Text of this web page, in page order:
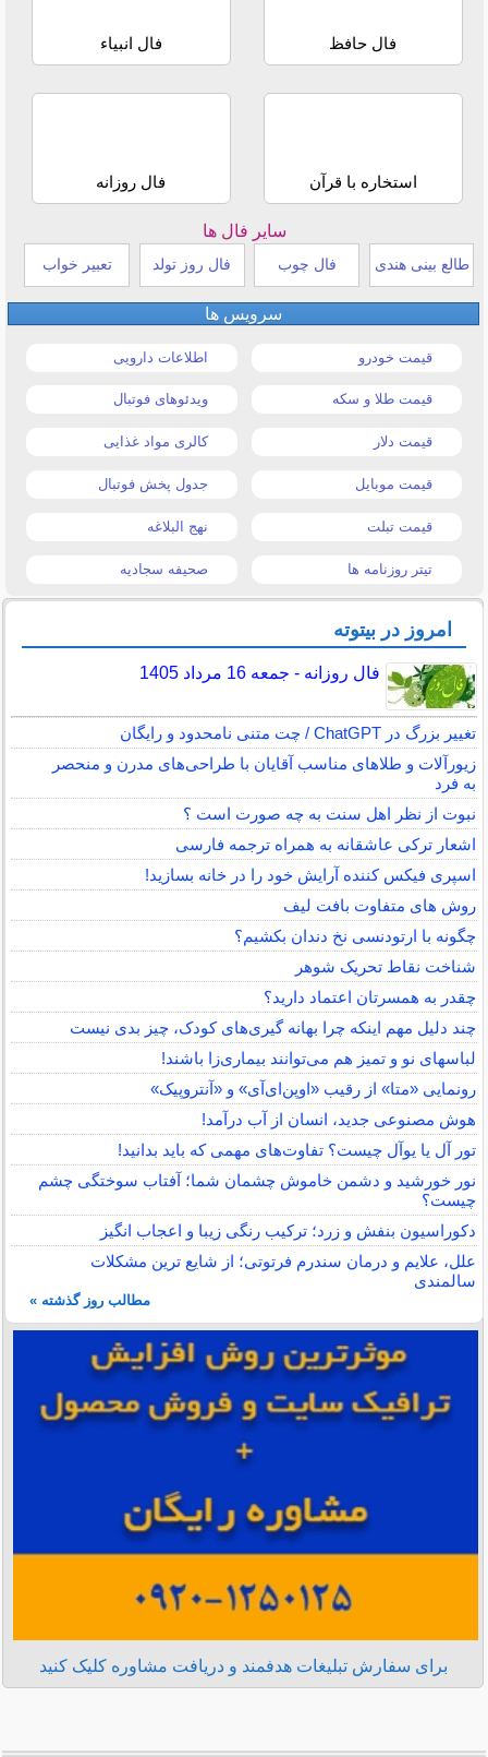
فال حافظ فال انبیاء
استخاره با قرآن فال روزانه
سایر فال ها
طالع بینی هندی فال چوب فال روز تولد تعبیر خواب
سرویس ها
قیمت خودرو اطلاعات دارویی
قیمت طلا و سکه ویدئوهای فوتبال
قیمت دلار کالری مواد غذایی
قیمت موبایل جدول پخش فوتبال
قیمت تبلت نهج البلاغه
تیتر روزنامه ها صحیفه سجادیه
امروز در بیتوته
فال روزانه - جمعه 16 مرداد 1405
تغییر بزرگ در ChatGPT / چت متنی نامحدود و رایگان
زیورآلات و طلاهای مناسب آقایان با طراحی‌های مدرن و منحصر
به فرد
نبوت از نظر اهل سنت به چه صورت است ؟
اشعار ترکی عاشقانه به همراه ترجمه فارسی
اسپری فیکس کننده آرایش خود را در خانه بسازید!
روش های متفاوت بافت لیف
چگونه با ارتودنسی نخ دندان بکشیم؟
شناخت نقاط تحریک شوهر
چقدر به همسرتان اعتماد دارید؟
چند دلیل مهم اینکه چرا بهانه گیری‌های کودک، چیز بدی نیست
لباس‎های نو و تمیز هم می‌توانند بیماری‌زا باشند!
رونمایی «متا» از رقیب «اوپن‌ای‌آی» و «آنتروپیک»
هوش مصنوعی جدید، انسان از آب درآمد!
تور آل یا یوآل چیست؟ تفاوت‌های مهمی که باید بدانید!
نور خورشید و دشمن خاموش چشمان شما؛ آفتاب سوختگی چشم
چیست؟
دکوراسیون بنفش و زرد؛ ترکیب رنگی زیبا و اعجاب انگیز
علل، علایم و درمان سندرم فرتوتی؛ از شایع ترین مشکلات
سالمندی
مطالب روز گذشته »
برای سفارش تبلیغات هدفمند و دریافت مشاوره کلیک کنید